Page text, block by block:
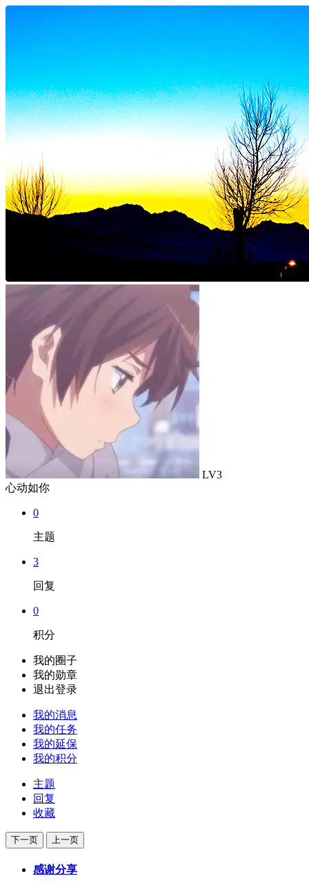
LV3
心动如你
0
主题
3
回复
0
积分
我的圈子
我的勋章
退出登录
我的消息
我的任务
我的延保
我的积分
主题
回复
收藏
下一页 上一页
感谢分享